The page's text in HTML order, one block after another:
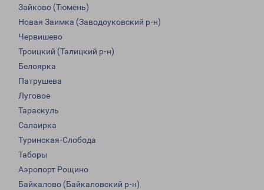
Зайково (Тюмень)
Новая Заимка (Заводоуковский р-н)
Червишево
Троицкий (Талицкий р-н)
Белоярка
Патрушева
Луговое
Тараскуль
Салаирка
Туринская-Слобода
Таборы
Аэропорт Рощино
Байкалово (Байкаловский р-н)